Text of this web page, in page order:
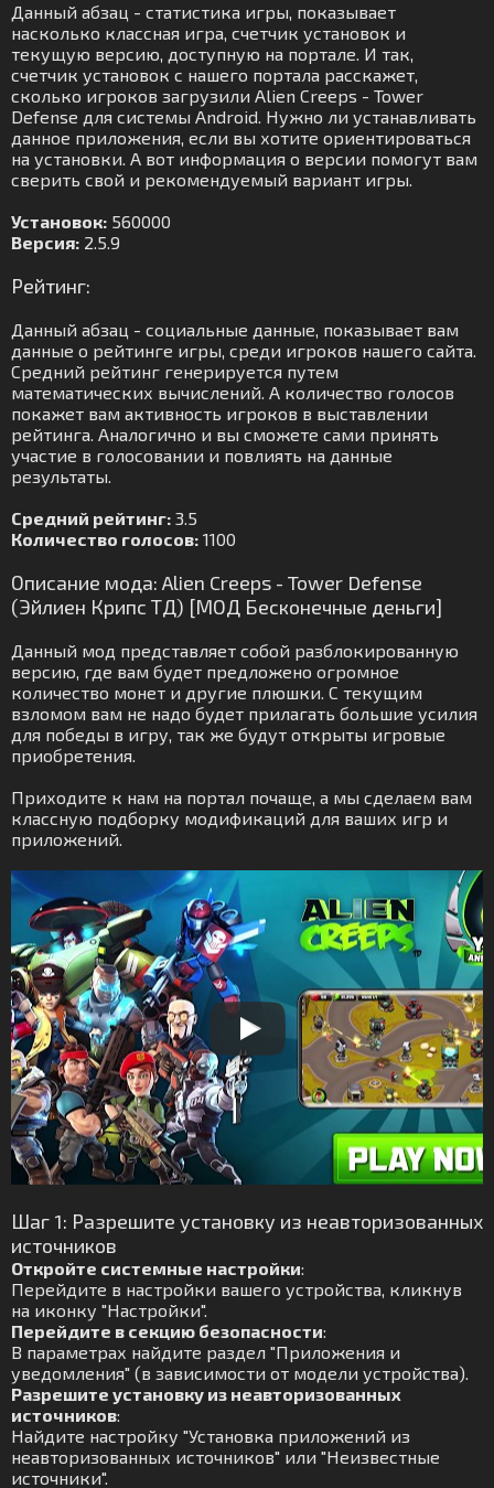
Данный абзац - статистика игры, показывает
насколько классная игра, счетчик установок и
текущую версию, доступную на портале. И так,
счетчик установок с нашего портала расскажет,
сколько игроков загрузили Alien Creeps - Tower
Defense для системы Android. Нужно ли устанавливать
данное приложения, если вы хотите ориентироваться
на установки. А вот информация о версии помогут вам
сверить свой и рекомендуемый вариант игры.
Установок: 560000
Версия: 2.5.9
Рейтинг:
Данный абзац - социальные данные, показывает вам
данные о рейтинге игры, среди игроков нашего сайта.
Средний рейтинг генерируется путем
математических вычислений. А количество голосов
покажет вам активность игроков в выставлении
рейтинга. Аналогично и вы сможете сами принять
участие в голосовании и повлиять на данные
результаты.
Средний рейтинг: 3.5
Количество голосов: 1100
Описание мода: Alien Creeps - Tower Defense
(Эйлиен Крипс ТД) [МОД Бесконечные деньги]
Данный мод представляет собой разблокированную
версию, где вам будет предложено огромное
количество монет и другие плюшки. С текущим
взломом вам не надо будет прилагать большие усилия
для победы в игру, так же будут открыты игровые
приобретения.
Приходите к нам на портал почаще, а мы сделаем вам
классную подборку модификаций для ваших игр и
приложений.
Шаг 1: Разрешите установку из неавторизованных
источников
Откройте системные настройки:
Перейдите в настройки вашего устройства, кликнув
на иконку "Настройки".
Перейдите в секцию безопасности:
В параметрах найдите раздел "Приложения и
уведомления" (в зависимости от модели устройства).
Разрешите установку из неавторизованных
источников:
Найдите настройку "Установка приложений из
неавторизованных источников" или "Неизвестные
источники".